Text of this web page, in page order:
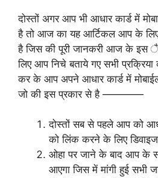
दोस्तों अगर आप भी आधार कार्ड में
है तो आज का यह आर्टिकल आप के लिए
है जिस की पूरी जानकरी आज के इस
लिए आप निचे बताये गए सभी प्रक्रिया
कर के आप अपने आधार कार्ड में
जो की इस प्रकार से है ————
दोस्तों सब से पहले आप को
को लिंक करने के लिए डिवाइज
ओहा पर जाने के बाद आप के
आएगा जिस में मांगी हुई सभी